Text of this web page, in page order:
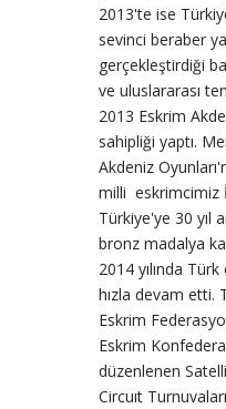
2013'te ise
sevinci beraber
gerçekleştirdiği
ve uluslararası
2013 Eskrim
sahipliği yaptı.
Akdeniz
milli eskrimcimiz
Türkiye'ye 30 yıl
bronz madalya
2014 yılında
hızla devam etti.
Eskrim
Eskrim
düzenlenen
Circuıt